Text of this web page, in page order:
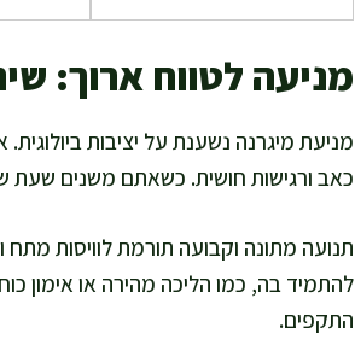
מניעה לטווח ארוך:
מניעת מיגרנה נשענת על יציבות
כאב ורגישות חושית. כשאתם משנים שעת
תנועה מתונה וקבועה תורמת לוויסות מתח
להתמיד בה, כמו הליכה מהירה או אימון
התקפים.